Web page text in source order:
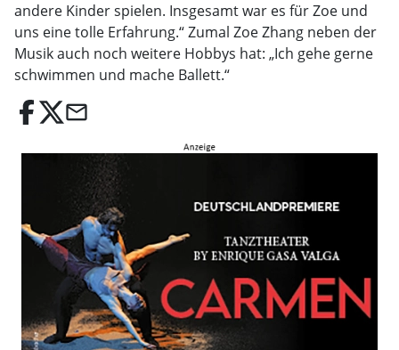
andere Kinder spielen. Insgesamt war es für Zoe und
uns eine tolle Erfahrung.“ Zumal Zoe Zhang neben der
Musik auch noch weitere Hobbys hat: „Ich gehe gerne
schwimmen und mache Ballett.“
email